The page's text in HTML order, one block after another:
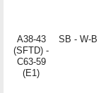
A38-43
(SFTD) -
C63-59
(E1)
SB - W-B